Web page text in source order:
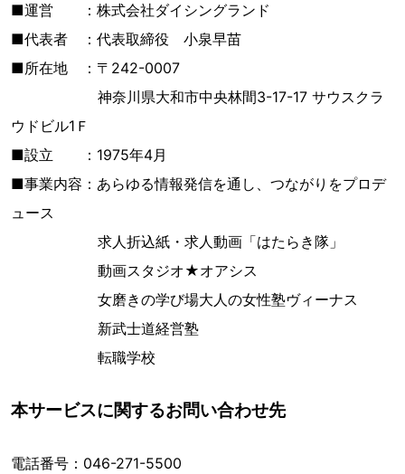
■運営 ：株式会社ダイシングランド
■代表者 ：代表取締役 小泉早苗
■所在地 ：〒242-0007
神奈川県大和市中央林間3-17-17 サウスクラ
ウドビル1Ｆ
■設立 ：1975年4月
■事業内容：あらゆる情報発信を通し、つながりをプロデ
ュース
求人折込紙・求人動画「はたらき隊」
動画スタジオ★オアシス
女磨きの学び場大人の女性塾ヴィーナス
新武士道経営塾
転職学校
本サービスに関するお問い合わせ先
電話番号：046-271-5500